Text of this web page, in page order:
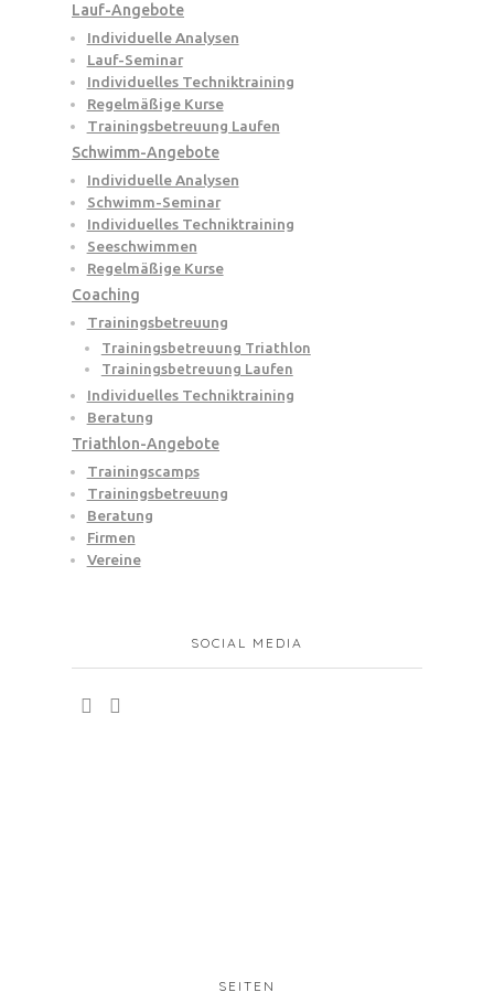
Lauf-Angebote
Individuelle Analysen
Lauf-Seminar
Individuelles Techniktraining
Regelmäßige Kurse
Trainingsbetreuung Laufen
Schwimm-Angebote
Individuelle Analysen
Schwimm-Seminar
Individuelles Techniktraining
Seeschwimmen
Regelmäßige Kurse
Coaching
Trainingsbetreuung
Trainingsbetreuung Triathlon
Trainingsbetreuung Laufen
Individuelles Techniktraining
Beratung
Triathlon-Angebote
Trainingscamps
Trainingsbetreuung
Beratung
Firmen
Vereine
SOCIAL MEDIA
SEITEN